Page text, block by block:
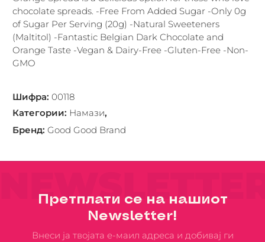
chocolate spreads. -Free From Added Sugar -Only 0g
of Sugar Per Serving (20g) -Natural Sweeteners
(Maltitol) -Fantastic Belgian Dark Chocolate and
Orange Taste -Vegan & Dairy-Free -Gluten-Free -Non-
GMO
Шифра: 00118
Категории: Намази,
Бренд: Good Good Brand
Претплати се на нашиот
Newsletter!
Внеси ја твојата е-маил адреса и добивај ги